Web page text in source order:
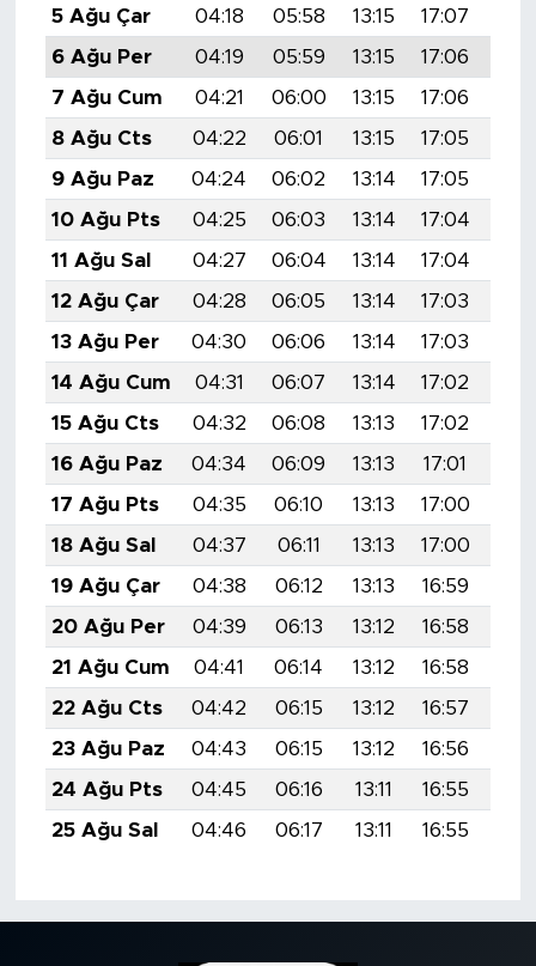
5 Ağu Çar
04:18 05:58 13:15 17:07
6 Ağu Per
04:19 05:59 13:15 17:06
7 Ağu Cum
04:21 06:00 13:15 17:06
8 Ağu Cts
04:22 06:01 13:15 17:05
9 Ağu Paz
04:24 06:02 13:14 17:05
10 Ağu Pts
04:25 06:03 13:14 17:04
11 Ağu Sal
04:27 06:04 13:14 17:04
12 Ağu Çar
04:28 06:05 13:14 17:03
13 Ağu Per
04:30 06:06 13:14 17:03
14 Ağu Cum
04:31 06:07 13:14 17:02
15 Ağu Cts
04:32 06:08 13:13 17:02
16 Ağu Paz
04:34 06:09 13:13 17:01
17 Ağu Pts
04:35 06:10 13:13 17:00
18 Ağu Sal
04:37 06:11 13:13 17:00
19 Ağu Çar
04:38 06:12 13:13 16:59
20 Ağu Per
04:39 06:13 13:12 16:58
21 Ağu Cum
04:41 06:14 13:12 16:58
22 Ağu Cts
04:42 06:15 13:12 16:57
23 Ağu Paz
04:43 06:15 13:12 16:56
24 Ağu Pts
04:45 06:16 13:11 16:55
25 Ağu Sal
04:46 06:17 13:11 16:55